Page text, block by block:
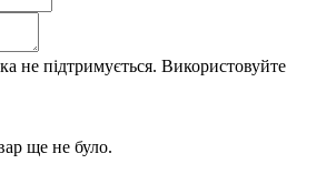
не підтримується. Використовуйте
ще не було.